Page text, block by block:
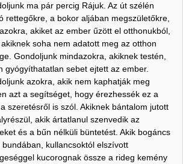
ma pár percig Rájuk. Az út szélén
rettegőkre, a bokor aljában megszületőkre,
akiket az ember űzött el otthonukból,
soha nem adatott meg az otthon
Gondoljunk mindazokra, akiknek testén,
gyógyíthatatlan sebet ejtett az ember.
azokra, akik nem kaphatják meg
azt a segítséget, hogy érezhessék ez a
szeretésről is szól. Akiknek bántalom jutott
akik ártatlanul szenvedik az
és a bűn nélküli büntetést. Akik bogáncs
bundában, kullancsoktól elszívott
kucorognak össze a rideg kemény